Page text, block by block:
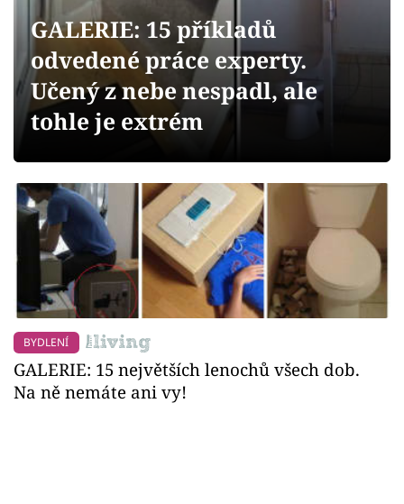
Přihlášení
Sledujte nás
GALERIE: 15 příkladů
odvedené práce experty.
Učený z nebe nespadl, ale
tohle je extrém
BYDLENÍ
GALERIE: 15 největších lenochů všech dob.
Na ně nemáte ani vy!